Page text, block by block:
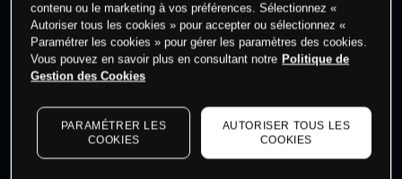
Les prix sont indicatifs.Connectez-vous pour voir les
dernières données du marché.
contenu ou le marketing à vos préférences. Sélectionnez «
Autoriser tous les cookies » pour accepter ou sélectionnez «
Paramétrer les cookies » pour gérer les paramètres des cookies.
Vous pouvez en savoir plus en consultant notre Politique de
Gestion des Cookies
PARAMÉTRER LES
COOKIES
AUTORISER TOUS LES
COOKIES